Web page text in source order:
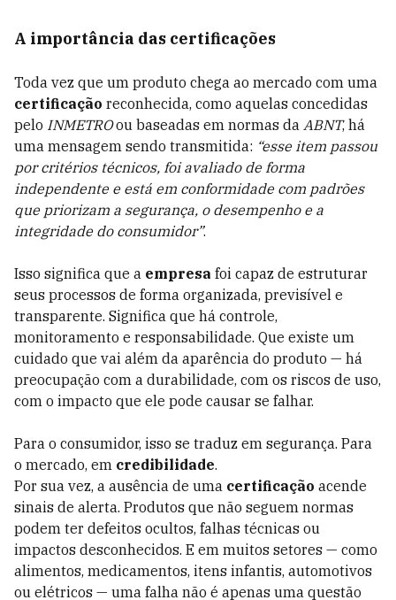
A importância das certificações
Toda vez que um produto chega ao mercado com uma
certificação reconhecida, como aquelas concedidas
pelo INMETROou baseadas em normas da ABNT, há
uma mensagem sendo transmitida: “esse item passou
por critérios técnicos, foi avaliado de forma
independente e está em conformidade com padrões
que priorizam a segurança, o desempenho e a
integridade do consumidor”.
Isso significa que a empresa foi capaz de estruturar
seus processos de forma organizada, previsível e
transparente. Significa que há controle,
monitoramento e responsabilidade. Que existe um
cuidado que vai além da aparência do produto — há
preocupação com a durabilidade, com os riscos de uso,
com o impacto que ele pode causar se falhar.
Para o consumidor, isso se traduz em segurança. Para
o mercado, em credibilidade.
Por sua vez, a ausência de uma certificação acende
sinais de alerta. Produtos que não seguem normas
podem ter defeitos ocultos, falhas técnicas ou
impactos desconhecidos. E em muitos setores — como
alimentos, medicamentos, itens infantis, automotivos
ou elétricos — uma falha não é apenas uma questão